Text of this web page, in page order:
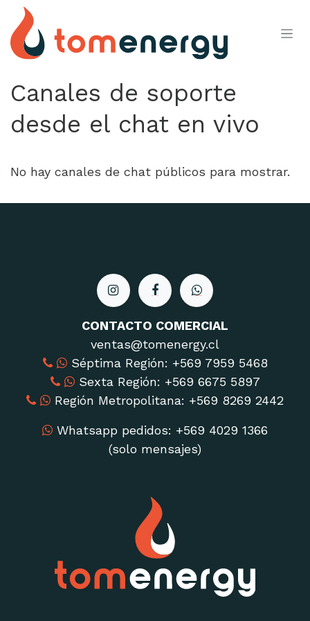
Ir al contenido
Canales de soporte
desde el chat en vivo
No hay canales de chat públicos para mostrar.
CONTACTO COMERCIAL
ventas@tomenergy.cl
Séptima Región: ‪+569 7959 5468
Sexta Región: ‪+569 6675 5897‬
Región Metropolitana: ‪+569 8269 2442
Whatsapp pedidos: +569 4029 1366
(solo mensajes)